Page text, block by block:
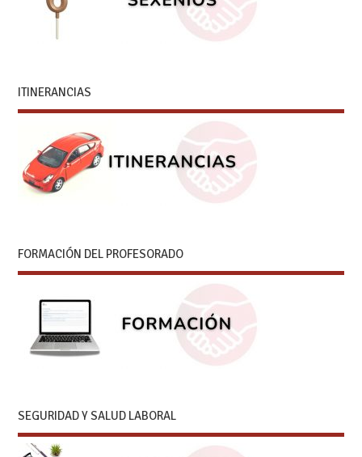
ITINERANCIAS
FORMACIÓN DEL PROFESORADO
SEGURIDAD Y SALUD LABORAL